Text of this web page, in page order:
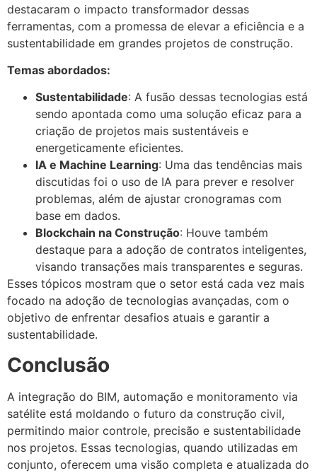
destacaram o impacto transformador dessas
ferramentas, com a promessa de elevar a eficiência e a
sustentabilidade em grandes projetos de construção.
Temas abordados:
Sustentabilidade: A fusão dessas tecnologias está
sendo apontada como uma solução eficaz para a
criação de projetos mais sustentáveis e
energeticamente eficientes.
IA e Machine Learning: Uma das tendências mais
discutidas foi o uso de IA para prever e resolver
problemas, além de ajustar cronogramas com
base em dados.
Blockchain na Construção: Houve também
destaque para a adoção de contratos inteligentes,
visando transações mais transparentes e seguras.
Esses tópicos mostram que o setor está cada vez mais
focado na adoção de tecnologias avançadas, com o
objetivo de enfrentar desafios atuais e garantir a
sustentabilidade.
Conclusão
A integração do BIM, automação e monitoramento via
satélite está moldando o futuro da construção civil,
permitindo maior controle, precisão e sustentabilidade
nos projetos. Essas tecnologias, quando utilizadas em
conjunto, oferecem uma visão completa e atualizada do